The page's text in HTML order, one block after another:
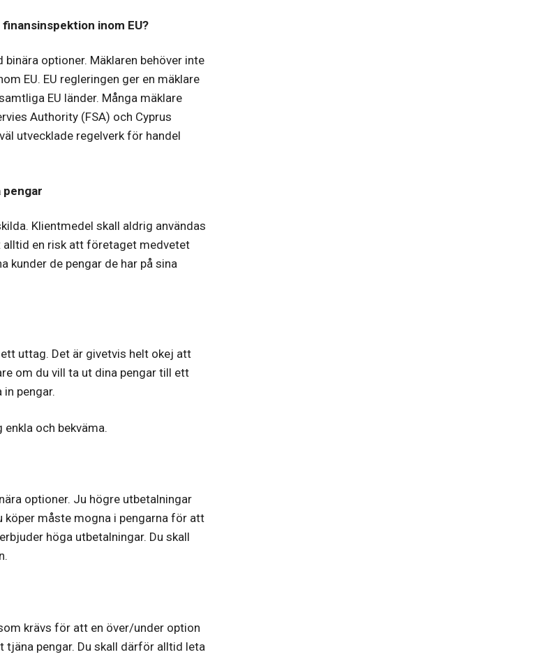
inom EU?
optioner. Mäklaren behöver inte
EU. EU regleringen ger en mäklare
EU länder. Många mäklare
Authority (FSA) och Cyprus
utvecklade regelverk för handel
pengar
Klientmedel skall aldrig användas
en risk att företaget medvetet
kunder de pengar de har på sina
uttag. Det är givetvis helt okej att
om du vill ta ut dina pengar till ett
pengar.
och bekväma.
optioner. Ju högre utbetalningar
köper måste mogna i pengarna för att
höga utbetalningar. Du skall
krävs för att en över/under option
pengar. Du skall därför alltid leta